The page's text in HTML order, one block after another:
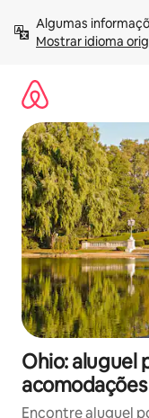
para
Mostrar idioma
Ohio: aluguel
Encontre aluguel